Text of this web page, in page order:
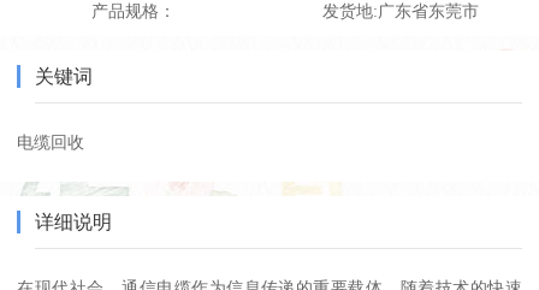
产品规格： 发货地:广东省东莞市
关键词
电缆回收
详细说明